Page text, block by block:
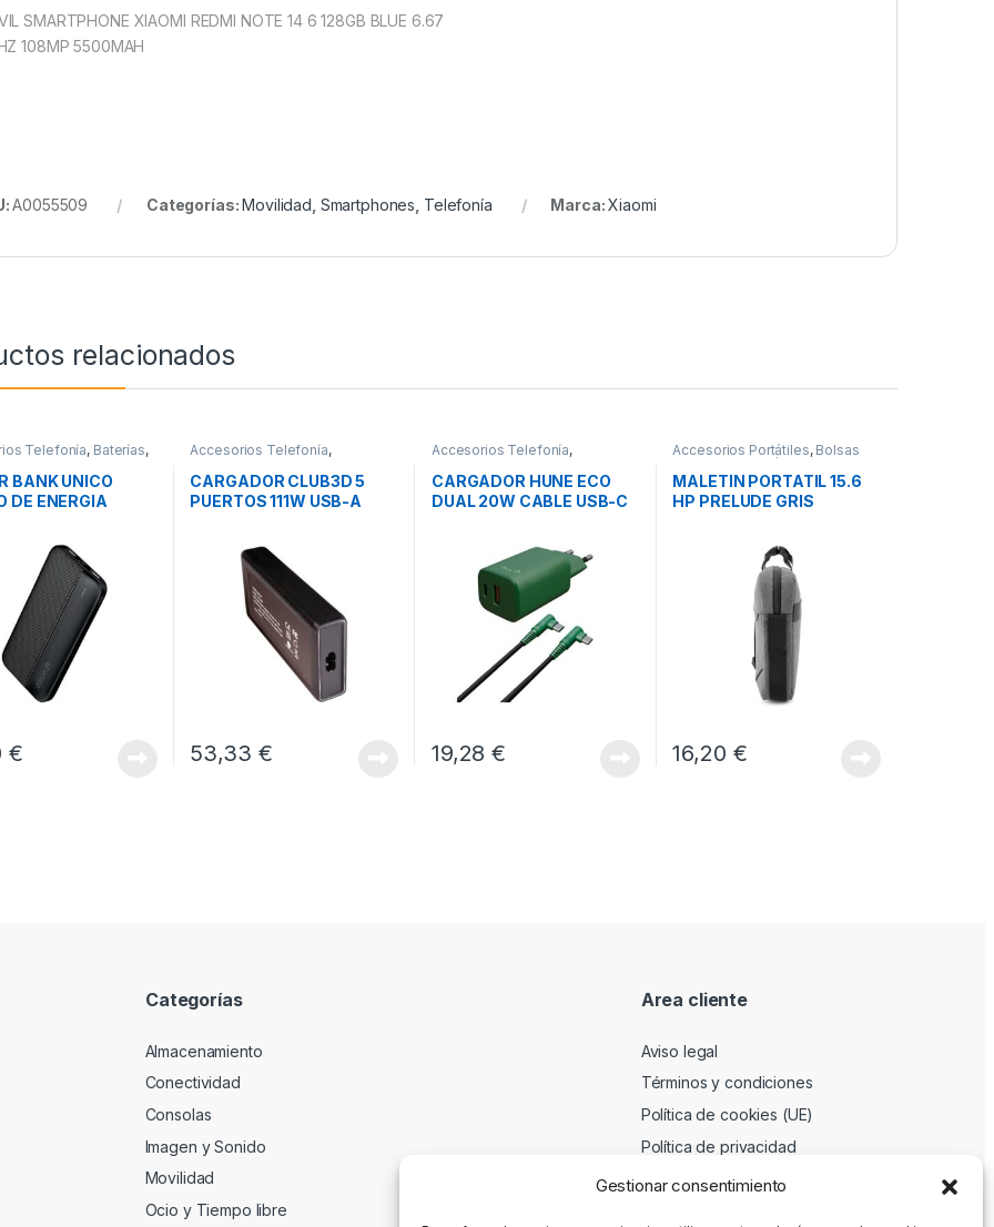
Gestionar consentimiento
SMARTPHONE XIAOMI REDMI NOTE 14 6 128GB BLUE 6.67
108MP 5500MAH
A0055509 Categorías:Movilidad Smartphones Telefonía Marca:Xiaomi
relacionados
Telefonía, Baterías,
BANK UNICO
DE ENERGIA
€
Accesorios Telefonía,
Movilidad
CARGADOR CLUB3D 5
PUERTOS 111W USB-A
53,33 €
Accesorios Telefonía,
Movilidad
CARGADOR HUNE ECO
DUAL 20W CABLE USB-C
19,28€
Accesorios Portátiles, Bolsas
Transporte Portátiles
MALETIN PORTATIL 15.6
HP PRELUDE GRIS
16,20 €
Categorías
Almacenamiento
Conectividad
Consolas
Imagen y Sonido
Movilidad
Ocio y Tiempo libre
Area cliente
Aviso legal
Términos y condiciones
Política de cookies (UE)
Política de privacidad